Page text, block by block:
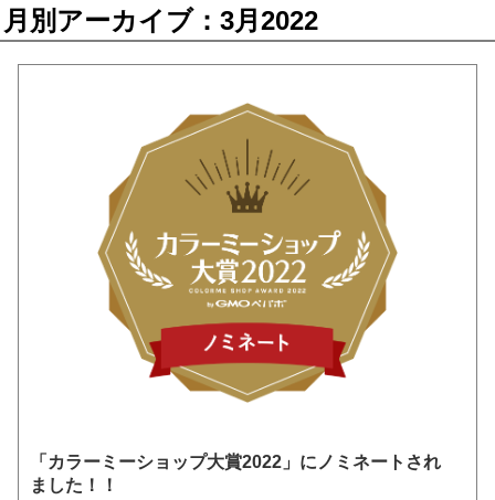
月別アーカイブ：3月2022
「カラーミーショップ大賞2022」にノミネートされ
ました！！